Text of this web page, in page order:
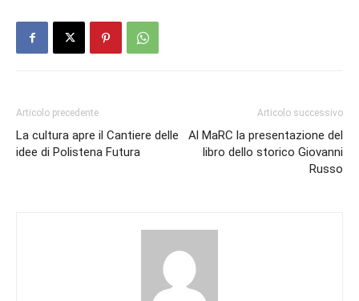
Articolo precedente
La cultura apre il Cantiere delle
idee di Polistena Futura
Articolo successivo
Al MaRC la presentazione del
libro dello storico Giovanni
Russo